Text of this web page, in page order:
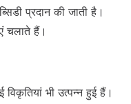
प्रदान की जाती है।
चलाते हैं।
भी उत्पन्न हुई हैं।